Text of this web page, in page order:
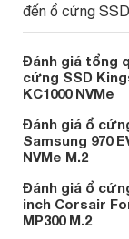
đến ổ cứng
lượng cao. Gần
SSD KC2500
hiệu năng cao.
Đánh giá tổng
cứng SSD
KC1000 NVMe
Đánh giá ổ
Samsung 970
NVMe M.2
Đánh giá ổ
inch Corsair
MP300 M.2